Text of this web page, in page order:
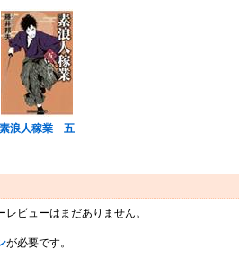
素浪人稼業 五
ビューはまだありません。
が必要です。